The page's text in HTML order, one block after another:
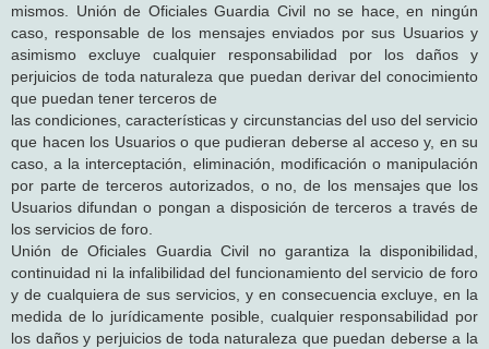
mismos. Unión de Oficiales Guardia Civil no se hace, en ningún
caso, responsable de los mensajes enviados por sus Usuarios y
asimismo excluye cualquier responsabilidad por los daños y
perjuicios de toda naturaleza que puedan derivar del conocimiento
que puedan tener terceros de
las condiciones, características y circunstancias del uso del servicio
que hacen los Usuarios o que pudieran deberse al acceso y, en su
caso, a la interceptación, eliminación, modificación o manipulación
por parte de terceros autorizados, o no, de los mensajes que los
Usuarios difundan o pongan a disposición de terceros a través de
los servicios de foro.
Unión de Oficiales Guardia Civil no garantiza la disponibilidad,
continuidad ni la infalibilidad del funcionamiento del servicio de foro
y de cualquiera de sus servicios, y en consecuencia excluye, en la
medida de lo jurídicamente posible, cualquier responsabilidad por
los daños y perjuicios de toda naturaleza que puedan deberse a la